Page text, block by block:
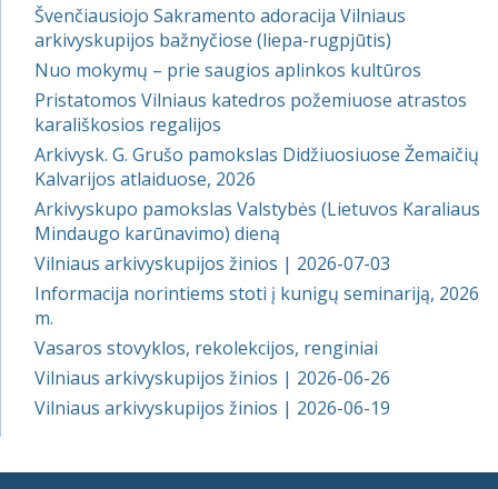
Švenčiausiojo Sakramento adoracija Vilniaus
arkivyskupijos bažnyčiose (liepa-rugpjūtis)
Nuo mokymų – prie saugios aplinkos kultūros
Pristatomos Vilniaus katedros požemiuose atrastos
karališkosios regalijos
Arkivysk. G. Grušo pamokslas Didžiuosiuose Žemaičių
Kalvarijos atlaiduose, 2026
Arkivyskupo pamokslas Valstybės (Lietuvos Karaliaus
Mindaugo karūnavimo) dieną
Vilniaus arkivyskupijos žinios | 2026-07-03
Informacija norintiems stoti į kunigų seminariją, 2026
m.
Vasaros stovyklos, rekolekcijos, renginiai
Vilniaus arkivyskupijos žinios | 2026-06-26
Vilniaus arkivyskupijos žinios | 2026-06-19